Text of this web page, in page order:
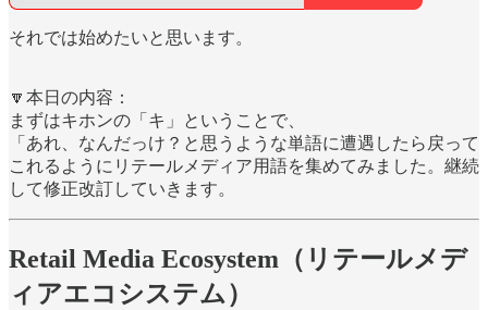
それでは始めたいと思います。
🔽本日の内容：
まずはキホンの「キ」ということで、
「あれ、なんだっけ？と思うような単語に遭遇したら戻って
これるようにリテールメディア用語を集めてみました。継続
して修正改訂していきます。
Retail Media Ecosystem（リテールメデ
ィアエコシステム）